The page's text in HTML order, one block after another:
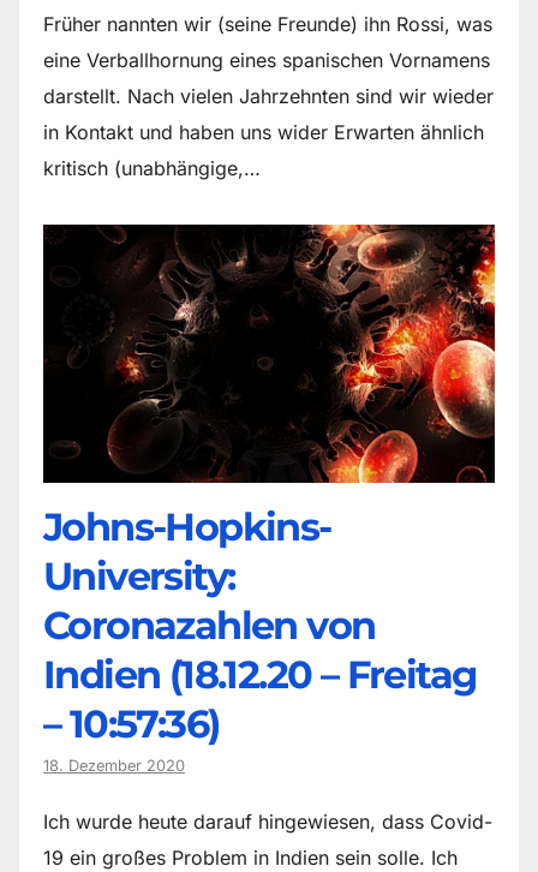
Früher nannten wir (seine Freunde) ihn Rossi, was
eine Verballhornung eines spanischen Vornamens
darstellt. Nach vielen Jahrzehnten sind wir wieder
in Kontakt und haben uns wider Erwarten ähnlich
kritisch (unabhängige,…
Johns-Hopkins-
University:
Coronazahlen von
Indien (18.12.20 – Freitag
– 10:57:36)
18. Dezember 2020
Ich wurde heute darauf hingewiesen, dass Covid-
19 ein großes Problem in Indien sein solle. Ich